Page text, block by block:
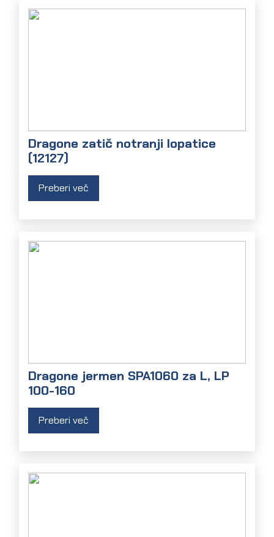
Dragone zatič notranji lopatice
(12127)
Preberi več
Dragone jermen SPA1060 za L, LP
100-160
Preberi več